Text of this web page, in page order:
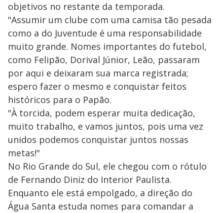
objetivos no restante da temporada.
"Assumir um clube com uma camisa tão pesada
como a do Juventude é uma responsabilidade
muito grande. Nomes importantes do futebol,
como Felipão, Dorival Júnior, Leão, passaram
por aqui e deixaram sua marca registrada;
espero fazer o mesmo e conquistar feitos
históricos para o Papão.
"À torcida, podem esperar muita dedicação,
muito trabalho, e vamos juntos, pois uma vez
unidos podemos conquistar juntos nossas
metas!"
No Rio Grande do Sul, ele chegou com o rótulo
de Fernando Diniz do Interior Paulista.
Enquanto ele está empolgado, a direção do
Água Santa estuda nomes para comandar a